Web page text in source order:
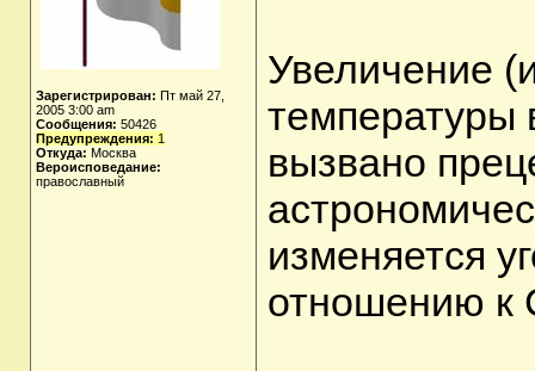
Зарегистрирован: Пт май 27,
2005 3:00 am
Сообщения: 50426
Предупреждения: 1
Откуда: Москва
Вероисповедание:
православный
Увеличение
температуры
вызвано
изменяется
отношению к